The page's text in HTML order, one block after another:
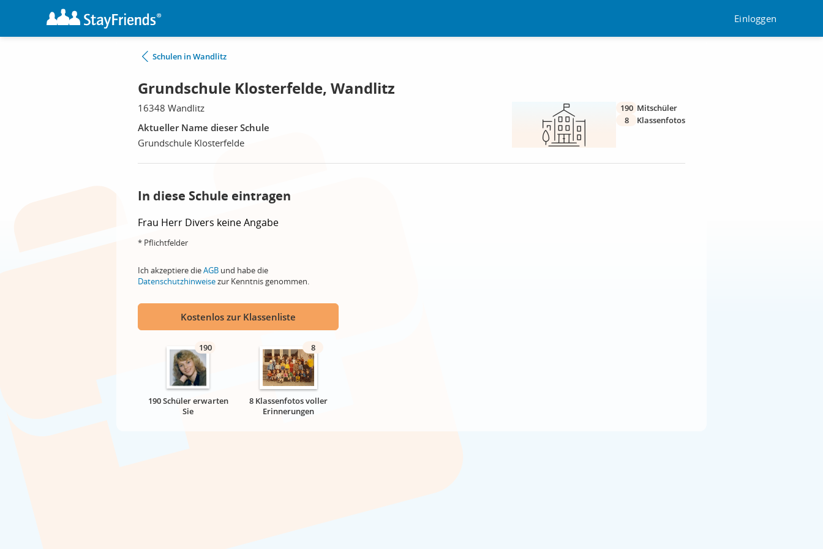
Einloggen
Schulen in Wandlitz
Grundschule Klosterfelde, Wandlitz
16348 Wandlitz
Aktueller Name dieser Schule
Grundschule Klosterfelde
190 Mitschüler
8
Klassenfotos
In diese Schule eintragen
Frau Herr Divers keine Angabe
* Pflichtfelder
Ich akzeptiere dieAGB und habe die
Datenschutzhinweisezur Kenntnis genommen.
Kostenlos zur Klassenliste
190
190 Schüler erwarten
Sie
8
8 Klassenfotos voller
Erinnerungen